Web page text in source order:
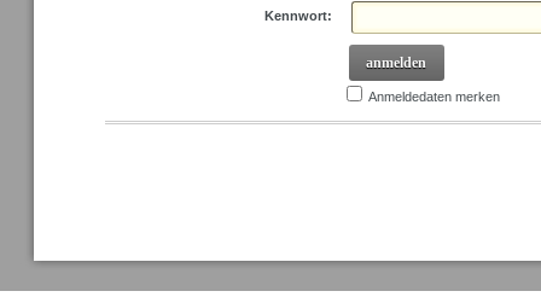
Kennwort:
anmelden
Anmeldedaten merken